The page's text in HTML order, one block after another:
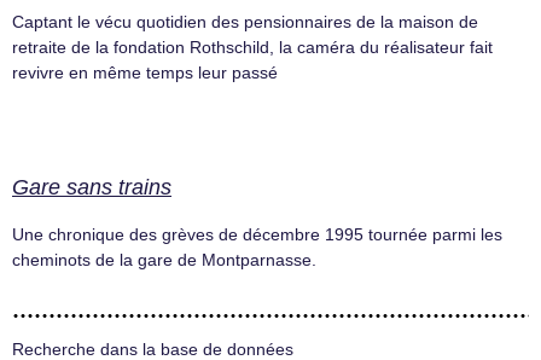
Captant le vécu quotidien des pensionnaires de la maison de
retraite de la fondation Rothschild, la caméra du réalisateur fait
revivre en même temps leur passé
Gare sans trains
Une chronique des grèves de décembre 1995 tournée parmi les
cheminots de la gare de Montparnasse.
Recherche dans la base de données